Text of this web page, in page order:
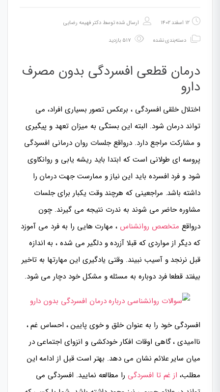
۱۲ اسفند ۱۴۰۲ ارسال شده توسطدکتر فهیمه رضایی
دسته‌بندی نشده ۵۱۷ بازدید
درمان قطعی افسردگی بدون مصرف
دارو
اختلال خلقی افسردگی ، برعکس تصور بسیاری افراد، می
تواند درمان شود. البته این بستگی به میزان تعهد و پیگیری
و مشارکت مراجع دارد. درواقع جلسات روان درمانی افسردگی
پروسه ای طولانی است که ابتدا باید ریشه یابی و روانکاوی
شود و فرد افسرده باید این نیاز و ممارست جهت درمان را
داشته باشد. مراجعینی که هرچند وقت یکبار برای جلسات
مشاوره حاضر می شوند به ندرت نتیجه می گیرند. چون
درواقع متخصص روانشناس ، مهارت هایی را به فرد می آموزد
که دیگر از مواردی که قبلا آزرده و دلگیر می شده ، به اندازه
قبل نرنجد و آسیب نبیند. وقتی یادگیری این مهارتها به تاخیر
بیفتد قطعا فرد دوباره به مسئله و مشکل خود دچار می شود.
افسردگی خود را به عنوان خلق و خوی پایین ، احساس غم ،
ناامیدی ، گاهی اوقات افکار خودکشی و انزوای اجتماعی در
میان سایر علائم نشان می دهد. بهتر است قبل از ادامه این
مطلب، از غم تا افسردگی را مطالعه نمایید. افسردگی می